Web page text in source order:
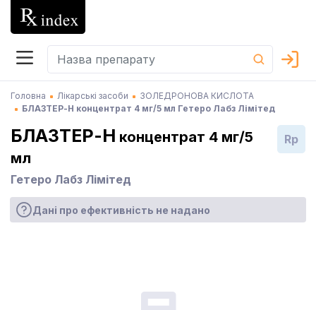
Головна Лікарські засоби
ЗОЛЕДРОНОВА КИСЛОТА
БЛАЗТЕР-Н концентрат 4 мг/5 мл Гетеро Лабз Лімітед
БЛАЗТЕР-Н концентрат 4 мг/5
мл
Гетеро Лабз Лімітед
Rp
Дані про ефективність не надано